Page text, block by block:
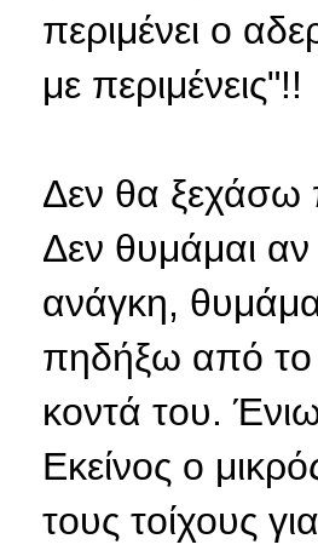
περιμένει ο
με περιμένεις"!!
Δεν θα ξεχάσω
Δεν θυμάμαι
ανάγκη,
πηδήξω από το
κοντά του.
Εκείνος ο
τους τοίχους